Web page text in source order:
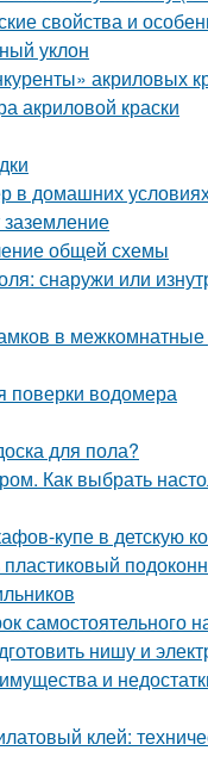
свойства и
уклон
акриловых
акриловой краски
в домашних
общей схемы
снаружи или
в
поверки водомера
для пола?
Как выбрать
купе в детскую
самостоятельного
нишу и
и
клей: